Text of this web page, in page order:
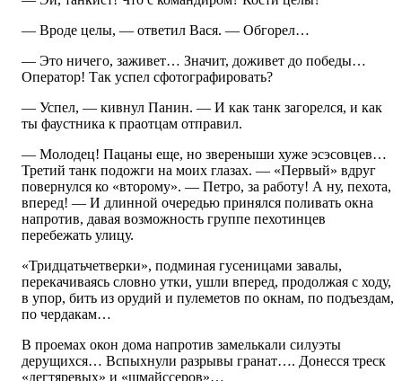
— Вроде целы, — ответил Вася. — Обгорел…
— Это ничего, заживет… Значит, доживет до победы…
Оператор! Так успел сфотографировать?
— Успел, — кивнул Панин. — И как танк загорелся, и как
ты фаустника к праотцам отправил.
— Молодец! Пацаны еще, но звереныши хуже эсэсовцев…
Третий танк подожги на моих глазах. — «Первый» вдруг
повернулся ко «второму». — Петро, за работу! А ну, пехота,
вперед! — И длинной очередью принялся поливать окна
напротив, давая возможность группе пехотинцев
перебежать улицу.
«Тридцатьчетверки», подминая гусеницами завалы,
перекачиваясь словно утки, ушли вперед, продолжая с ходу,
в упор, бить из орудий и пулеметов по окнам, по подъездам,
по чердакам…
В проемах окон дома напротив замелькали силуэты
дерущихся… Вспыхнули разрывы гранат…. Донесся треск
«дегтяревых» и «шмайссеров»…